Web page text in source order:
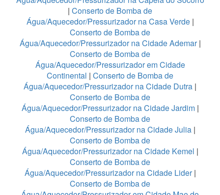
| Conserto de Bomba de
Água/Aquecedor/Pressurizador na Casa Verde|
Conserto de Bomba de
Água/Aquecedor/Pressurizador na Cidade Ademar|
Conserto de Bomba de
Água/Aquecedor/Pressurizador em Cidade
Continental | Conserto de Bomba de
Água/Aquecedor/Pressurizador na Cidade Dutra |
Conserto de Bomba de
Água/Aquecedor/Pressurizador na Cidade Jardim|
Conserto de Bomba de
Água/Aquecedor/Pressurizador na Cidade Julia |
Conserto de Bomba de
Água/Aquecedor/Pressurizador na Cidade Kemel |
Conserto de Bomba de
Água/Aquecedor/Pressurizador na Cidade Lider|
Conserto de Bomba de